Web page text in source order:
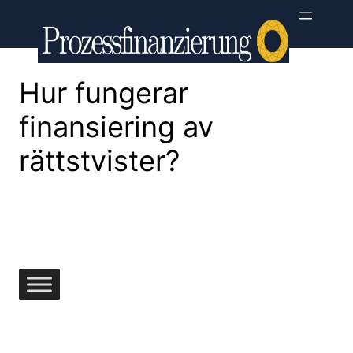
innehåll
Hur fungerar
finansiering av
rättstvister?